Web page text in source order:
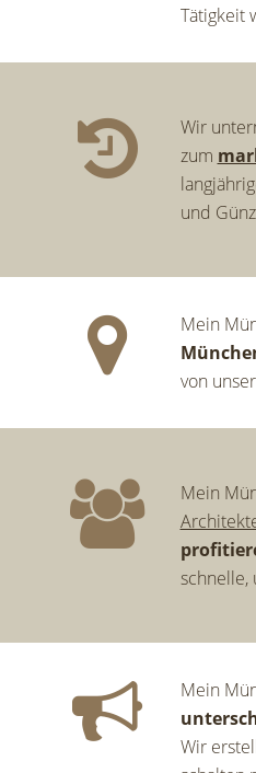
Tätigkeit
Wir
zum
und
Mein
von
Mein
schnelle,
Mein
Wir